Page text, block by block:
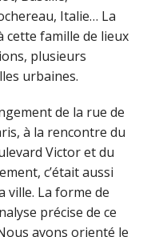
Italie… La
cette famille de lieux
plusieurs
urbaines.
de la rue de
à la rencontre du
Victor et du
c’était aussi
ville. La forme de
précise de ce
avons orienté le